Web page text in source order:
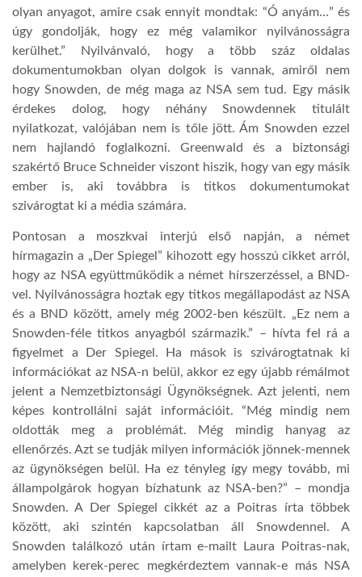
olyan anyagot, amire csak ennyit mondtak: “Ó anyám…” és
úgy gondolják, hogy ez még valamikor nyilvánosságra
kerülhet.” Nyilvánvaló, hogy a több száz oldalas
dokumentumokban olyan dolgok is vannak, amiről nem
hogy Snowden, de még maga az NSA sem tud. Egy másik
érdekes dolog, hogy néhány Snowdennek titulált
nyilatkozat, valójában nem is tőle jött. Ám Snowden ezzel
nem hajlandó foglalkozni. Greenwald és a biztonsági
szakértő Bruce Schneider viszont hiszik, hogy van egy másik
ember is, aki továbbra is titkos dokumentumokat
szivárogtat ki a média számára.
Pontosan a moszkvai interjú első napján, a német
hírmagazin a „Der Spiegel” kihozott egy hosszú cikket arról,
hogy az NSA együttműködik a német hírszerzéssel, a BND-
vel. Nyilvánosságra hoztak egy titkos megállapodást az NSA
és a BND között, amely még 2002-ben készült. „Ez nem a
Snowden-féle titkos anyagból származik.” – hívta fel rá a
figyelmet a Der Spiegel. Ha mások is szivárogtatnak ki
információkat az NSA-n belül, akkor ez egy újabb rémálmot
jelent a Nemzetbiztonsági Ügynökségnek. Azt jelenti, nem
képes kontrollálni saját információit. “Még mindig nem
oldották meg a problémát. Még mindig hanyag az
ellenőrzés. Azt se tudják milyen információk jönnek-mennek
az ügynökségen belül. Ha ez tényleg így megy tovább, mi
állampolgárok hogyan bízhatunk az NSA-ben?” – mondja
Snowden. A Der Spiegel cikkét az a Poitras írta többek
között, aki szintén kapcsolatban áll Snowdennel. A
Snowden találkozó után írtam e-mailt Laura Poitras-nak,
amelyben kerek-perec megkérdeztem vannak-e más NSA